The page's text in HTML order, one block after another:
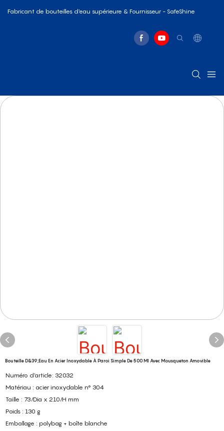
Fabricant de bouteilles d'eau supérieure & Fournisseur - SafeShine
Bouteille D&39;eau En Acier Inoxydable À Paroi Simple De 500 Ml Avec Mousqueton Amovible
Numéro d'article: 32032
Matériau : acier inoxydable n° 304
Taille : 73/Dia x 210/H mm
Poids : 130 g
Emballage : polybag + boîte blanche